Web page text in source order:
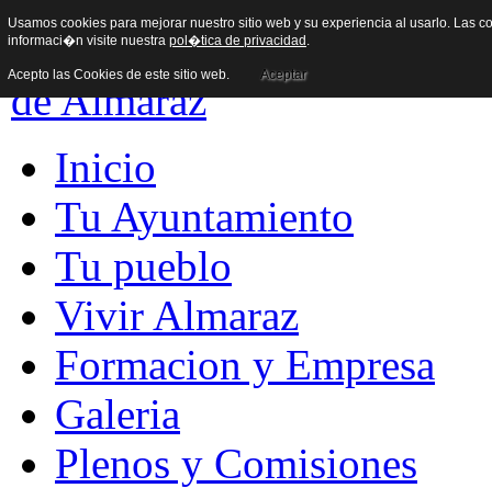
Inicio
Tu Ayuntamiento
Tu pueblo
Vivir Almaraz
Formacion y Empresa
Galeria
Plenos y Comisiones
Usamos cookies para mejorar nuestro sitio web y su experiencia al usarlo.
informaci�n visite nuestra pol�tica de privacidad .
Acepto las Cookies de este sitio web. Aceptar